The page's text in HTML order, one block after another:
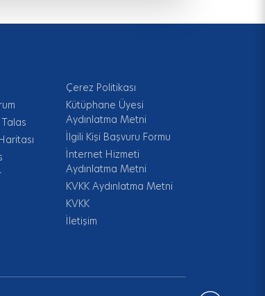
Çerez Politikası
Kütüphane Üyesi
Aydınlatma Metni
İlgili Kişi Başvuru Formu
İnternet Hizmeti
Aydınlatma Metni
KVKK Aydınlatma Metni
KVKK
İletişim